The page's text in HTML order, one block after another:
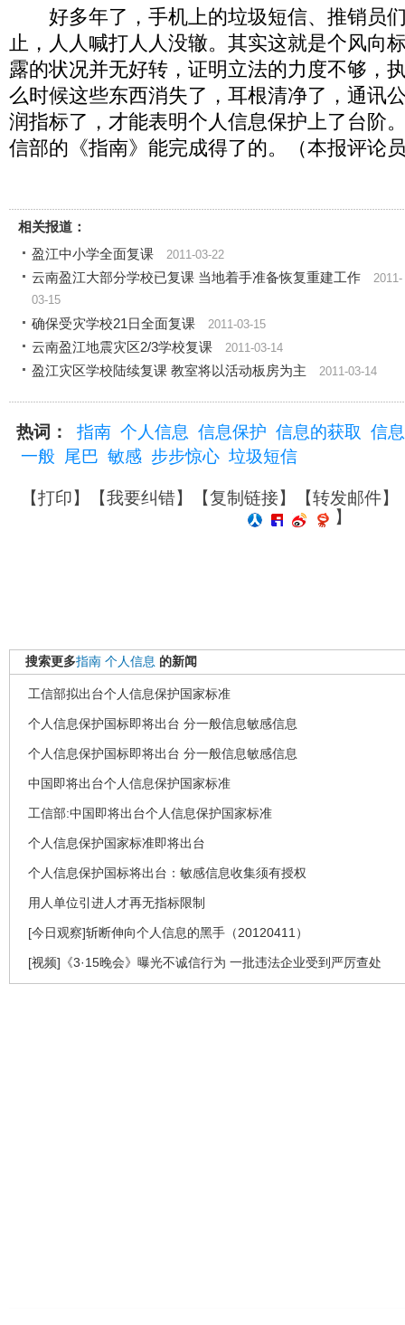
好多年了，手机上的垃圾短信、推销员
止，人人喊打人人没辙。其实这就是个风向
露的状况并无好转，证明立法的力度不够，
么时候这些东西消失了，耳根清净了，通讯
润指标了，才能表明个人信息保护上了台阶
信部的《指南》能完成得了的。（本报评论
相关报道：
盈江中小学全面复课
2011-03-22
云南盈江大部分学校已复课 当地着手准备恢复重建工作 2011-
03-15
确保受灾学校21日全面复课
2011-03-15
云南盈江地震灾区2/3学校复课 2011-03-14
盈江灾区学校陆续复课 教室将以活动板房为主 2011-03-14
热词： 指南 个人信息 信息保护 信息的获取 信
一般
尾巴 敏感 步步惊心 垃圾短信
【打印】【我要纠错】【复制链接】【转发邮件】
】
搜索更多指南 个人信息 的新闻
工信部拟出台个人信息保护国家标准
个人信息保护国标即将出台 分一般信息敏感信息
个人信息保护国标即将出台 分一般信息敏感信息
中国即将出台个人信息保护国家标准
工信部:中国即将出台个人信息保护国家标准
个人信息保护国家标准即将出台
个人信息保护国标将出台：敏感信息收集须有授权
用人单位引进人才再无指标限制
[今日观察]斩断伸向个人信息的黑手（20120411）
[视频]《3·15晚会》曝光不诚信行为 一批违法企业受到严厉查处